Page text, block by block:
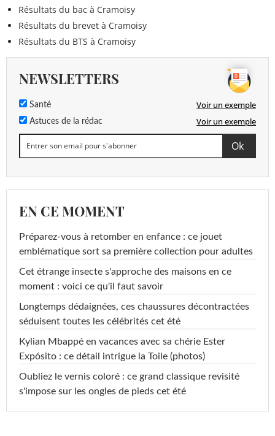
Résultats du bac à Cramoisy
Résultats du brevet à Cramoisy
Résultats du BTS à Cramoisy
NEWSLETTERS
Santé Voir un exemple
Astuces de la rédac Voir un exemple
EN CE MOMENT
Préparez-vous à retomber en enfance : ce jouet
emblématique sort sa première collection pour adultes
Cet étrange insecte s'approche des maisons en ce
moment : voici ce qu'il faut savoir
Longtemps dédaignées, ces chaussures décontractées
séduisent toutes les célébrités cet été
Kylian Mbappé en vacances avec sa chérie Ester
Expósito : ce détail intrigue la Toile (photos)
Oubliez le vernis coloré : ce grand classique revisité
s'impose sur les ongles de pieds cet été